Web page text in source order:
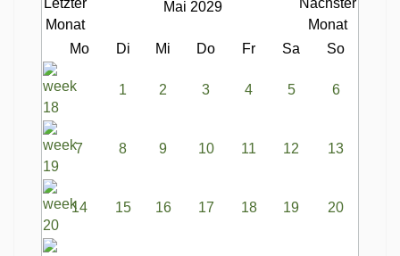
Mai 2029
Mo Di Mi Do Fr Sa So
1 2 3 4 5 6
7 8 9 10 11 12 13
14 15 16 17 18 19 20